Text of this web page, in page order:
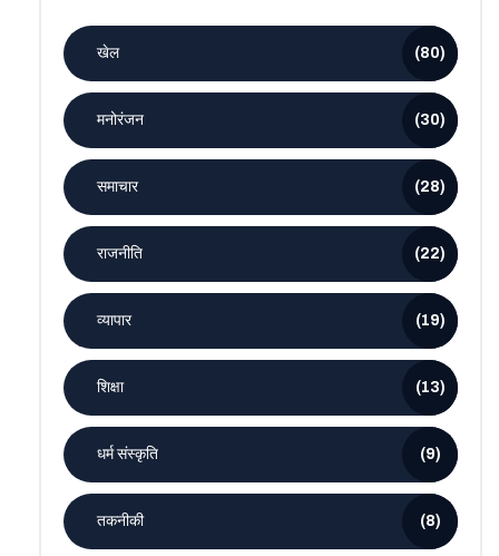
खेल (80)
मनोरंजन (30)
समाचार (28)
राजनीति (22)
व्यापार (19)
शिक्षा (13)
धर्म संस्कृति (9)
तकनीकी (8)